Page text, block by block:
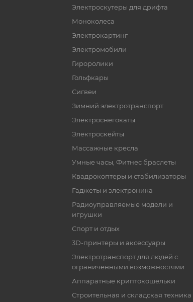
Электроскутеры для дрифта
Моноколеса
Электрокартинг
Электромобили
Гироролики
Гольфкары
Сигвеи
Зимний электротранспорт
Электроснегокаты
Электроскейты
Массажные кресла
Умные часы, Фитнес браслеты
Квадрокоптеры и стабилизаторы
Гаджеты и электроника
Радиоуправляемые модели и
игрушки
Спорт и отдых
3D-принтеры и аксессуары
Электротранспорт для людей с
ограниченными возможностями
Аппаратные криптокошельки
Строительная и складская техника